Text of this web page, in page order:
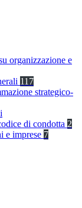
organizzazione e
117
strategico-
di condotta 2
e imprese 7